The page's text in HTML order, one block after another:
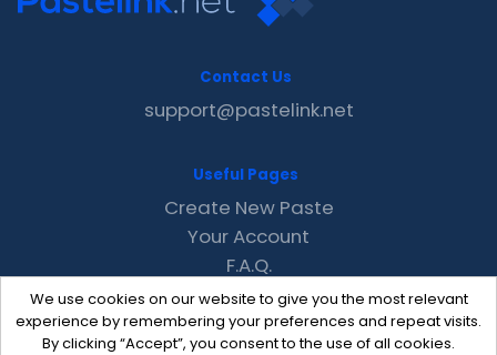
We use cookies on our website to give you the most relevant
experience by remembering your preferences and repeat visits.
By clicking “Accept”, you consent to the use of all cookies.
Contact Us
support@pastelink.net
Useful Pages
Create New Paste
Your Account
F.A.Q.
Recent
Contact